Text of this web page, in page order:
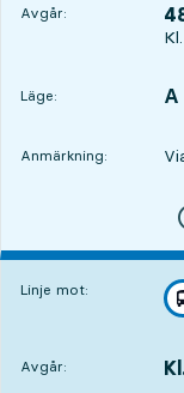
Avgår:
Kl.
Läge:
LÄGE, A
,
Anmärkning:
Linje mot:
,
Avgår: